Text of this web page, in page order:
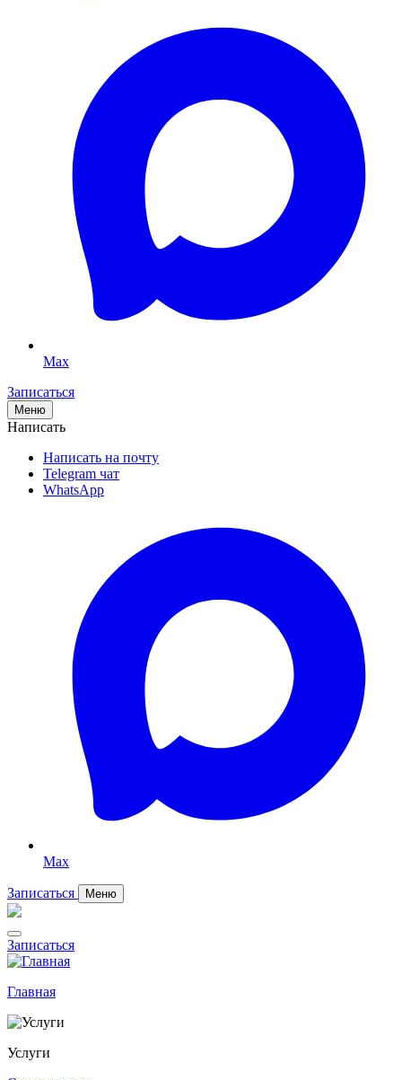
Max
Записаться
Меню
Написать
Написать на почту
Telegram чат
WhatsApp
Max
Записаться Меню
Записаться
Главная
Услуги